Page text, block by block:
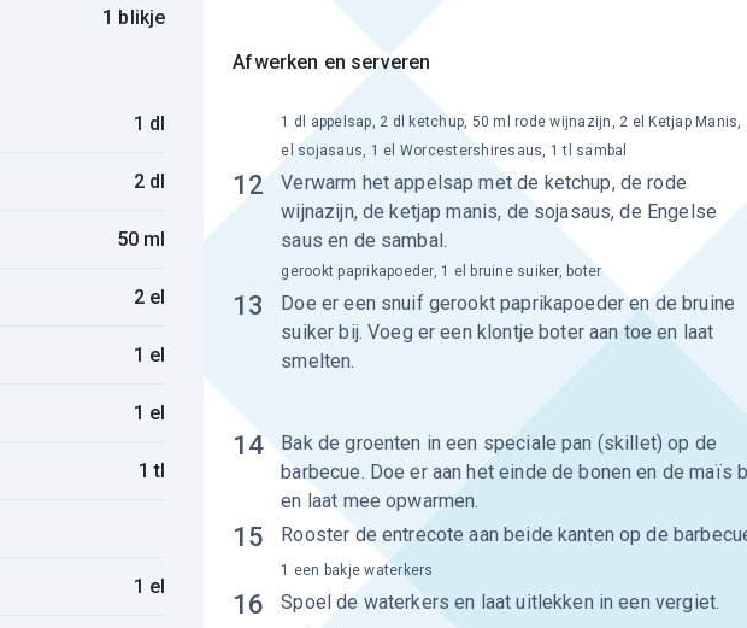
1 blikje
1 dl
2 dl
50 ml
2 el
1 el
1 el
1 tl
1 el
Afwerken en serveren
12
Verwarm het appelsap met de ketchup, de rode
wijnazijn, de ketjap manis, de sojasaus, de Engelse
saus en de sambal.
1 dl appelsap, 2 dl ketchup, 50 ml rode wijnazijn, 2 el Ketjap Manis,
el sojasaus, 1 el Worcestershiresaus, 1 tl sambal
13
Doe er een snuif gerookt paprikapoeder en de bruine
suiker bij. Voeg er een klontje boter aan toe en laat
smelten.
gerookt paprikapoeder, 1 el bruine suiker, boter
14
Bak de groenten in een speciale pan (skillet) op de
barbecue. Doe er aan het einde de bonen en de maïs
en laat mee opwarmen.
15 Rooster de entrecote aan beide kanten op de
16 Spoel de waterkers en laat uitlekken in een vergiet.
1 een bakje waterkers